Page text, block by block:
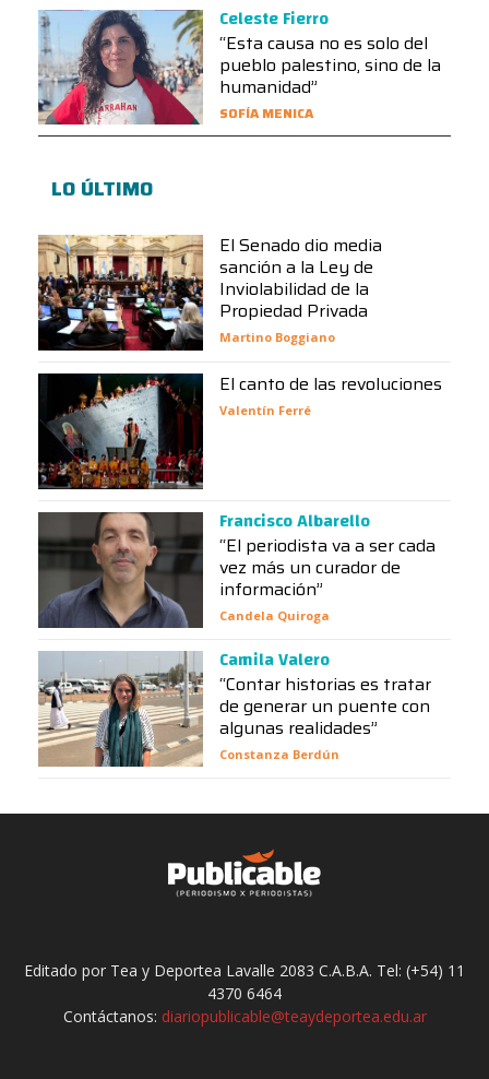
Celeste Fierro
“Esta causa no es solo del
pueblo palestino, sino de la
humanidad”
SOFÍA MENICA
LO ÚLTIMO
El Senado dio media
sanción a la Ley de
Inviolabilidad de la
Propiedad Privada
Martino Boggiano
El canto de las revoluciones
Valentín Ferré
Francisco Albarello
“El periodista va a ser cada
vez más un curador de
información”
Candela Quiroga
Camila Valero
“Contar historias es tratar
de generar un puente con
algunas realidades”
Constanza Berdún
Editado por Tea y Deportea Lavalle 2083 C.A.B.A. Tel: (+54) 11
4370 6464
Contáctanos: diariopublicable@teaydeportea.edu.ar